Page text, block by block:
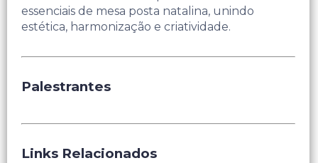
essenciais de mesa posta natalina, unindo
estética, harmonização e criatividade.
Palestrantes
Links Relacionados